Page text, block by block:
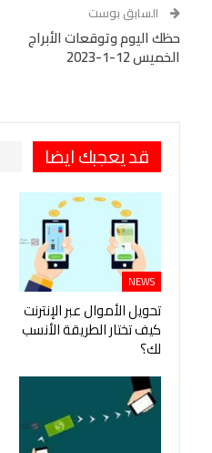
البريد الإلكتروني
Digg
LINE
السابق بوست
حظك اليوم وتوقعات الأبراج
الخميس 12-1-2023
قد يعجبك ايضا
NEWS
تحويل الأموال عبر الإنترنت
كيف تختار الطريقة الأنسب
لك؟